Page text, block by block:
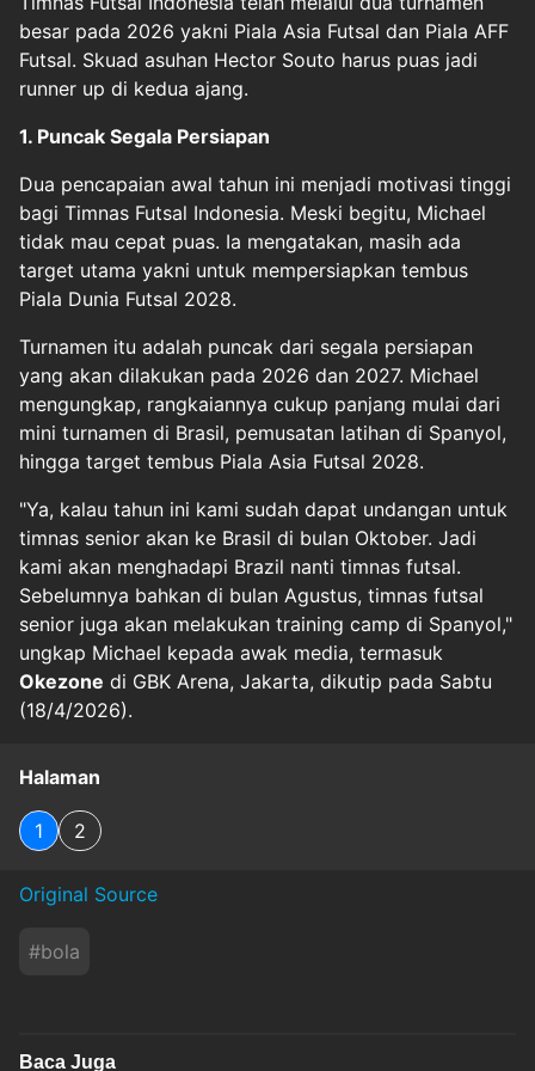
besar pada 2026 yakni Piala Asia Futsal dan Piala AFF
Futsal. Skuad asuhan Hector Souto harus puas jadi
runner up di kedua ajang.
1. Puncak Segala Persiapan
Dua pencapaian awal tahun ini menjadi motivasi tinggi
bagi Timnas Futsal Indonesia. Meski begitu, Michael
tidak mau cepat puas. Ia mengatakan, masih ada
target utama yakni untuk mempersiapkan tembus
Piala Dunia Futsal 2028.
Turnamen itu adalah puncak dari segala persiapan
yang akan dilakukan pada 2026 dan 2027. Michael
mengungkap, rangkaiannya cukup panjang mulai dari
mini turnamen di Brasil, pemusatan latihan di Spanyol,
hingga target tembus Piala Asia Futsal 2028.
"Ya, kalau tahun ini kami sudah dapat undangan untuk
timnas senior akan ke Brasil di bulan Oktober. Jadi
kami akan menghadapi Brazil nanti timnas futsal.
Sebelumnya bahkan di bulan Agustus, timnas futsal
senior juga akan melakukan training camp di Spanyol,"
ungkap Michael kepada awak media, termasuk
Okezone di GBK Arena, Jakarta, dikutip pada Sabtu
(18/4/2026).
Halaman
1 2
Original Source
#bola
Baca Juga